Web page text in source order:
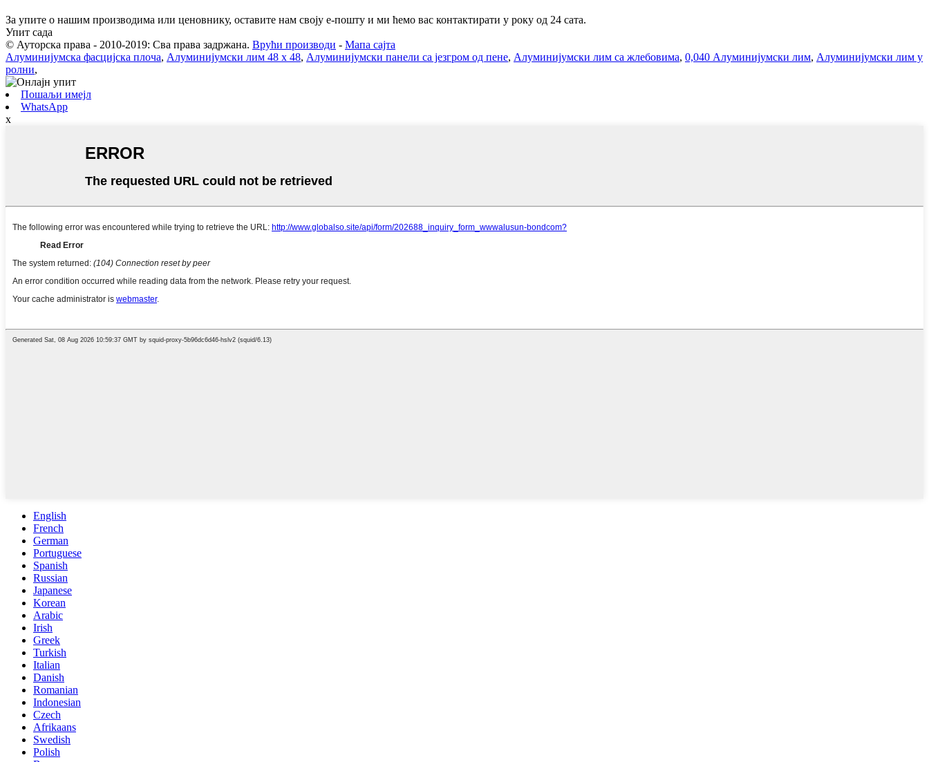
За упите о нашим производима или ценовнику, оставите нам своју е-пошту и ми ћемо вас контактирати у року од 24 сата.
Упит сада
© Ауторска права - 2010-2019: Сва права задржана. Врући производи - Мапа сајта
Алуминијумска фасцијска плоча, Алуминијумски лим 48 x 48, Алуминијумски панели са језгром од пене, Алуминијумски лим са жлебовима, 0,040 Алуминијумски лим, Алуминијумски лим у
ролни,
Пошаљи имејл
WhatsApp
x
English
French
German
Portuguese
Spanish
Russian
Japanese
Korean
Arabic
Irish
Greek
Turkish
Italian
Danish
Romanian
Indonesian
Czech
Afrikaans
Swedish
Polish